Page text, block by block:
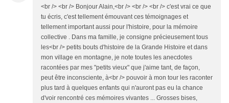
<br /> <br /> Bonjour Alain,<br /> <br /> <br /> c'est vrai ce que
tu écris, c'est tellement émouvant ces témoignages et
tellement important aussi pour l'histoire, pour la mémoire
collective . Dans ma famille, je consigne précieusement tous
les<br /> petits bouts d'histoire de la Grande Histoire et dans
mon village en montagne, je note toutes les anecdotes
racontées par mes "petits vieux" que j'aime tant, de façon,
peut être inconsciente, à<br /> pouvoir à mon tour les raconter
plus tard à quelques enfants qui n'auront pas eu la chance
d'voir rencontré ces mémoires vivantes ... Grosses bises,